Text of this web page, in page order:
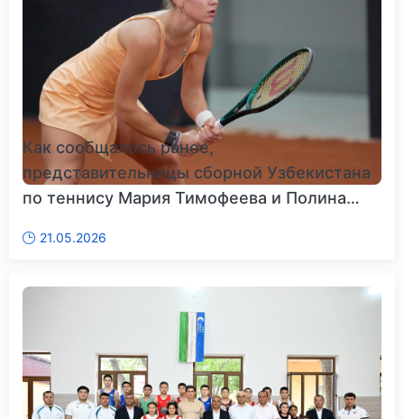
Как сообщалось ранее,
представительницы сборной Узбекистана
по теннису Мария Тимофеева и Полина
21.05.2026